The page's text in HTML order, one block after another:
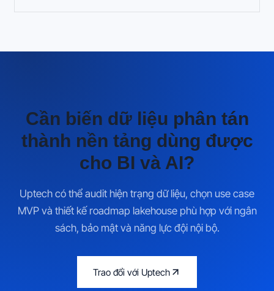
Cần biến dữ liệu phân tán
thành nền tảng dùng được
cho BI và AI?
Uptech có thể audit hiện trạng dữ liệu, chọn use case
MVP và thiết kế roadmap lakehouse phù hợp với ngân
sách, bảo mật và năng lực đội nội bộ.
Trao đổi với Uptech